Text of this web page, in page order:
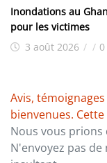
Inondations au
pour les victimes
3 août 2026 / /
Avis,
bienvenues.
Nous vous
N'envoyez pas